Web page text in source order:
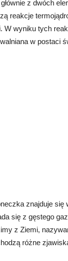
z dwóch
reakcje
W wyniku tych
w postaci
znajduje się
się z gęstego
z Ziemi,
różne